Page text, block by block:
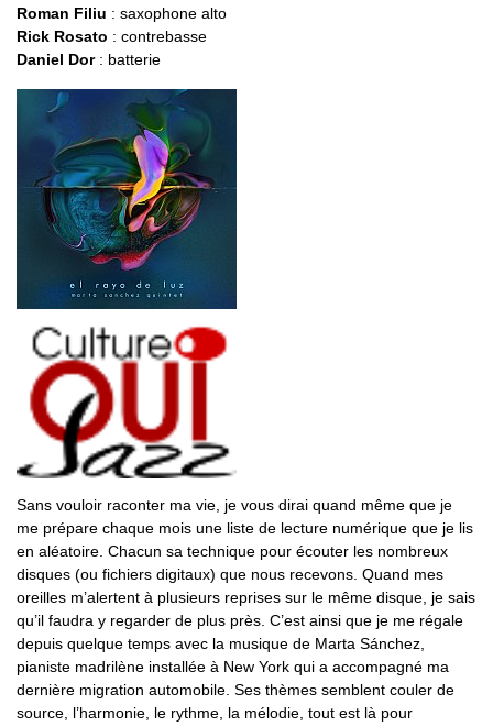
Roman Filiu : saxophone alto
Rick Rosato : contrebasse
Daniel Dor: batterie
Sans vouloir raconter ma vie, je vous dirai quand même que je
me prépare chaque mois une liste de lecture numérique que je lis
en aléatoire. Chacun sa technique pour écouter les nombreux
disques (ou fichiers digitaux) que nous recevons. Quand mes
oreilles m’alertent à plusieurs reprises sur le même disque, je sais
qu’il faudra y regarder de plus près. C’est ainsi que je me régale
depuis quelque temps avec la musique de Marta Sánchez,
pianiste madrilène installée à New York qui a accompagné ma
dernière migration automobile. Ses thèmes semblent couler de
source, l’harmonie, le rythme, la mélodie, tout est là pour